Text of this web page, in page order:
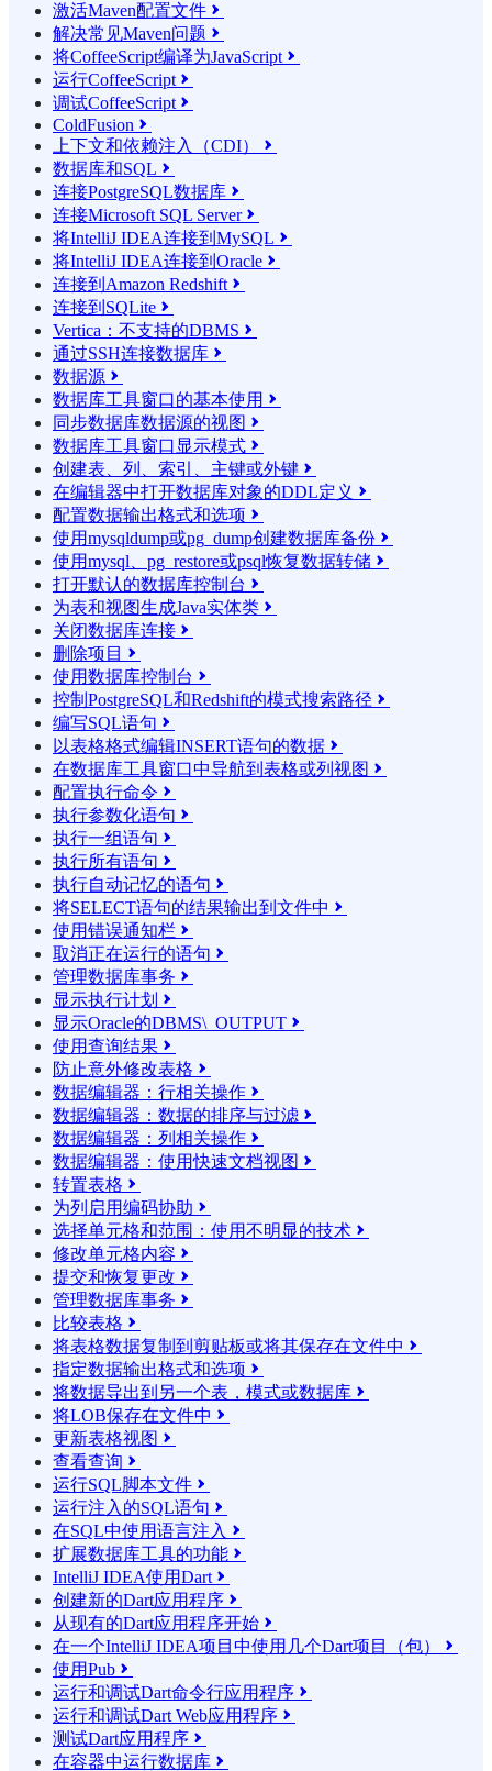
激活Maven配置文件 
解决常见Maven问题 
将CoffeeScript编译为JavaScript 
运行CoffeeScript 
调试CoffeeScript 
ColdFusion 
上下文和依赖注入（CDI） 
数据库和SQL 
连接PostgreSQL数据库 
连接Microsoft SQL Server
将IntelliJ IDEA连接到MySQL 
将IntelliJ IDEA连接到Oracle 
连接到Amazon Redshift 
连接到SQLite 
Vertica：不支持的DBMS 
通过SSH连接数据库 
数据源 
数据库工具窗口的基本使用 
同步数据库数据源的视图 
数据库工具窗口显示模式 
创建表、列、索引、主键或外键 
在编辑器中打开数据库对象的DDL定义 
配置数据输出格式和选项 
使用mysqldump或pg_dump创建数据库备份 
使用mysql、pg_restore或psql恢复数据转储 
打开默认的数据库控制台 
为表和视图生成Java实体类 
关闭数据库连接 
删除项目 
使用数据库控制台 
控制PostgreSQL和Redshift的模式搜索路径 
编写SQL语句 
以表格格式编辑INSERT语句的数据 
在数据库工具窗口中导航到表格或列视图 
配置执行命令 
执行参数化语句 
执行一组语句 
执行所有语句 
执行自动记忆的语句 
将SELECT语句的结果输​​出到文件中 
使用错误通知栏 
取消正在运行的语句 
管理数据库事务 
显示执行计划 
显示Oracle的DBMS\_OUTPUT 
使用查询结果 
防止意外修改表格 
数据编辑器：行相关操作 
数据编辑器：数据的排序与过滤 
数据编辑器：列相关操作 
数据编辑器：使用快速文档视图 
转置表格 
为列启用编码协助 
选择单元格和范围：使用不明显的技术 
修改单元格内容 
提交和恢复更改 
管理数据库事务 
比较表格 
将表格数据复制到剪贴板或将其保存在文件中 
指定数据输出格式和选项 
将数据导出到另一个表，模式或数据库 
将LOB保存在文件中 
更新表格视图 
查看查询 
运行SQL脚本文件 
运行注入的SQL语句 
在SQL中使用语言注入 
扩展数据库工具的功能 
IntelliJ IDEA使用Dart 
创建新的Dart应用程序 
从现有的Dart应用程序开始 
在一个IntelliJ IDEA项目中使用几个Dart项目（包） 
使用Pub 
运行和调试Dart命令行应用程序 
运行和调试Dart Web应用程序 
测试Dart应用程序 
在容器中运行数据库 